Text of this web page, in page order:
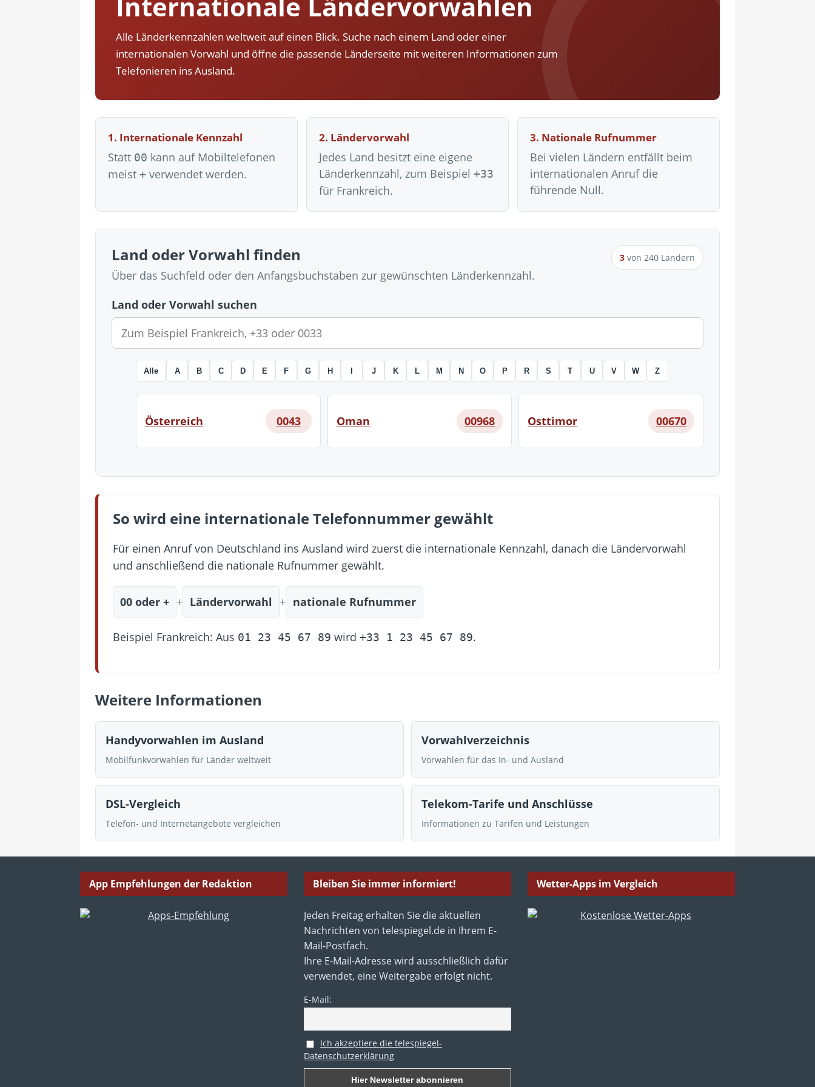
[ 21. Juli 2026 ] Wichtiges BGH-Urteil – Verbraucherrechte bei Online-Kündigung gestärkt
BKA zerschlägt weltweit aktive Phishing-Plattform „Kratos“ – Hunderttausende Opfer
[ 5. August 2026 ] Wahlfreiheit der Verbraucher gestärkt – Gerichtsurteil zu Apple
Internationale Ländervorwahlen
Alle Länderkennzahlen weltweit auf einen Blick. Suche nach einem Land oder einer
internationalen Vorwahl und öffne die passende Länderseite mit weiteren Informationen zum
Telefonieren ins Ausland.
1. Internationale Kennzahl
Statt 00 kann auf Mobiltelefonen
meist + verwendet werden.
2. Ländervorwahl
Jedes Land besitzt eine eigene
Länderkennzahl, zum Beispiel +33
für Frankreich.
3. Nationale Rufnummer
Bei vielen Ländern entfällt beim
internationalen Anruf die
führende Null.
Land oder Vorwahl finden
Über das Suchfeld oder den Anfangsbuchstaben zur gewünschten Länderkennzahl.
3 von 240 Ländern
Land oder Vorwahl suchen
Alle A B C D E F G H I J K L M N O P R S T U V W Z
Österreich 0043 Oman 00968 Osttimor 00670
So wird eine internationale Telefonnummer gewählt
Für einen Anruf von Deutschland ins Ausland wird zuerst die internationale Kennzahl, danach die Ländervorwahl
und anschließend die nationale Rufnummer gewählt.
00 oder + + Ländervorwahl + nationale Rufnummer
Beispiel Frankreich: Aus 01 23 45 67 89 wird +33 1 23 45 67 89.
Weitere Informationen
Handyvorwahlen im Ausland
Mobilfunkvorwahlen für Länder weltweit
Vorwahlverzeichnis
Vorwahlen für das In- und Ausland
DSL-Vergleich
Telefon- und Internetangebote vergleichen
Telekom-Tarife und Anschlüsse
Informationen zu Tarifen und Leistungen
App Empfehlungen der Redaktion Bleiben Sie immer informiert!
Jeden Freitag erhalten Sie die aktuellen
Nachrichten von telespiegel.de in Ihrem E-
Mail-Postfach.
Ihre E-Mail-Adresse wird ausschließlich dafür
verwendet, eine Weitergabe erfolgt nicht.
E-Mail:
Ich akzeptiere die telespiegel-
Datenschutzerklärung
Wetter-Apps im Vergleich